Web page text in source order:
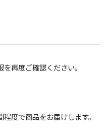
再度ご確認ください。
度で商品をお届けします。